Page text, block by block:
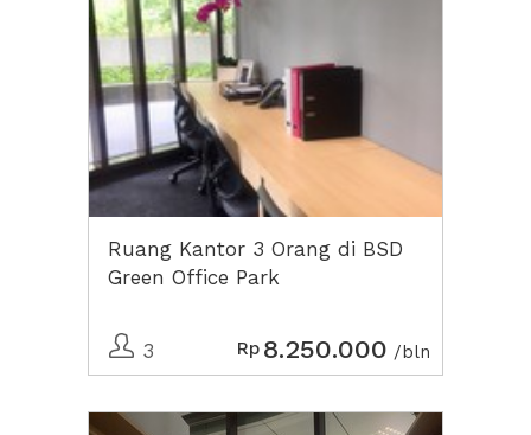
Ruang Kantor 3 Orang di BSD
Green Office Park
3 Rp 8.250.000 /bln